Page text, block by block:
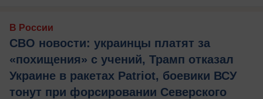
В России
СВО новости: украинцы платят за
«похищения» с учений, Трамп отказал
Украине в ракетах Patriot, боевики ВСУ
тонут при форсировании Северского